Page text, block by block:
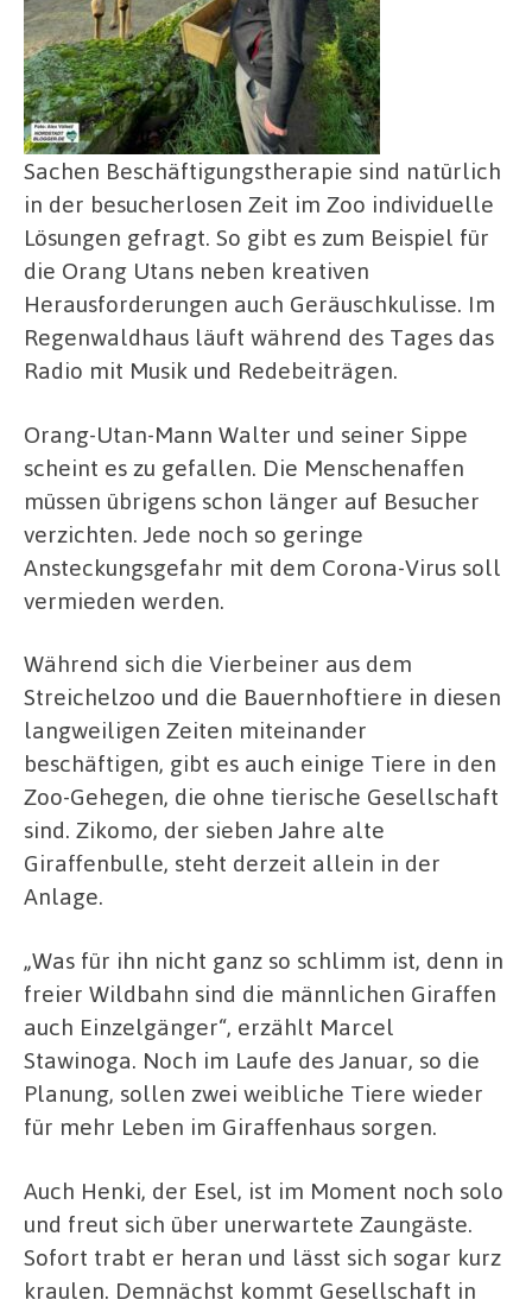
Sachen Beschäftigungstherapie sind natürlich
in der besucherlosen Zeit im Zoo individuelle
Lösungen gefragt. So gibt es zum Beispiel für
die Orang Utans neben kreativen
Herausforderungen auch Geräuschkulisse. Im
Regenwaldhaus läuft während des Tages das
Radio mit Musik und Redebeiträgen.
Orang-Utan-Mann Walter und seiner Sippe
scheint es zu gefallen. Die Menschenaffen
müssen übrigens schon länger auf Besucher
verzichten. Jede noch so geringe
Ansteckungsgefahr mit dem Corona-Virus soll
vermieden werden.
Während sich die Vierbeiner aus dem
Streichelzoo und die Bauernhoftiere in diesen
langweiligen Zeiten miteinander
beschäftigen, gibt es auch einige Tiere in den
Zoo-Gehegen, die ohne tierische Gesellschaft
sind. Zikomo, der sieben Jahre alte
Giraffenbulle, steht derzeit allein in der
Anlage.
„Was für ihn nicht ganz so schlimm ist, denn in
freier Wildbahn sind die männlichen Giraffen
auch Einzelgänger“, erzählt Marcel
Stawinoga. Noch im Laufe des Januar, so die
Planung, sollen zwei weibliche Tiere wieder
für mehr Leben im Giraffenhaus sorgen.
Auch Henki, der Esel, ist im Moment noch solo
und freut sich über unerwartete Zaungäste.
Sofort trabt er heran und lässt sich sogar kurz
kraulen. Demnächst kommt Gesellschaft in